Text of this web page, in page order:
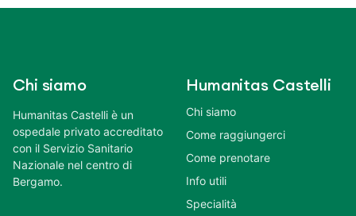
Chi siamo
Humanitas Castelli è un
ospedale privato accreditato
con il Servizio Sanitario
Nazionale nel centro di
Bergamo.
Humanitas Castelli
Chi siamo
Come raggiungerci
Come prenotare
Info utili
Specialità